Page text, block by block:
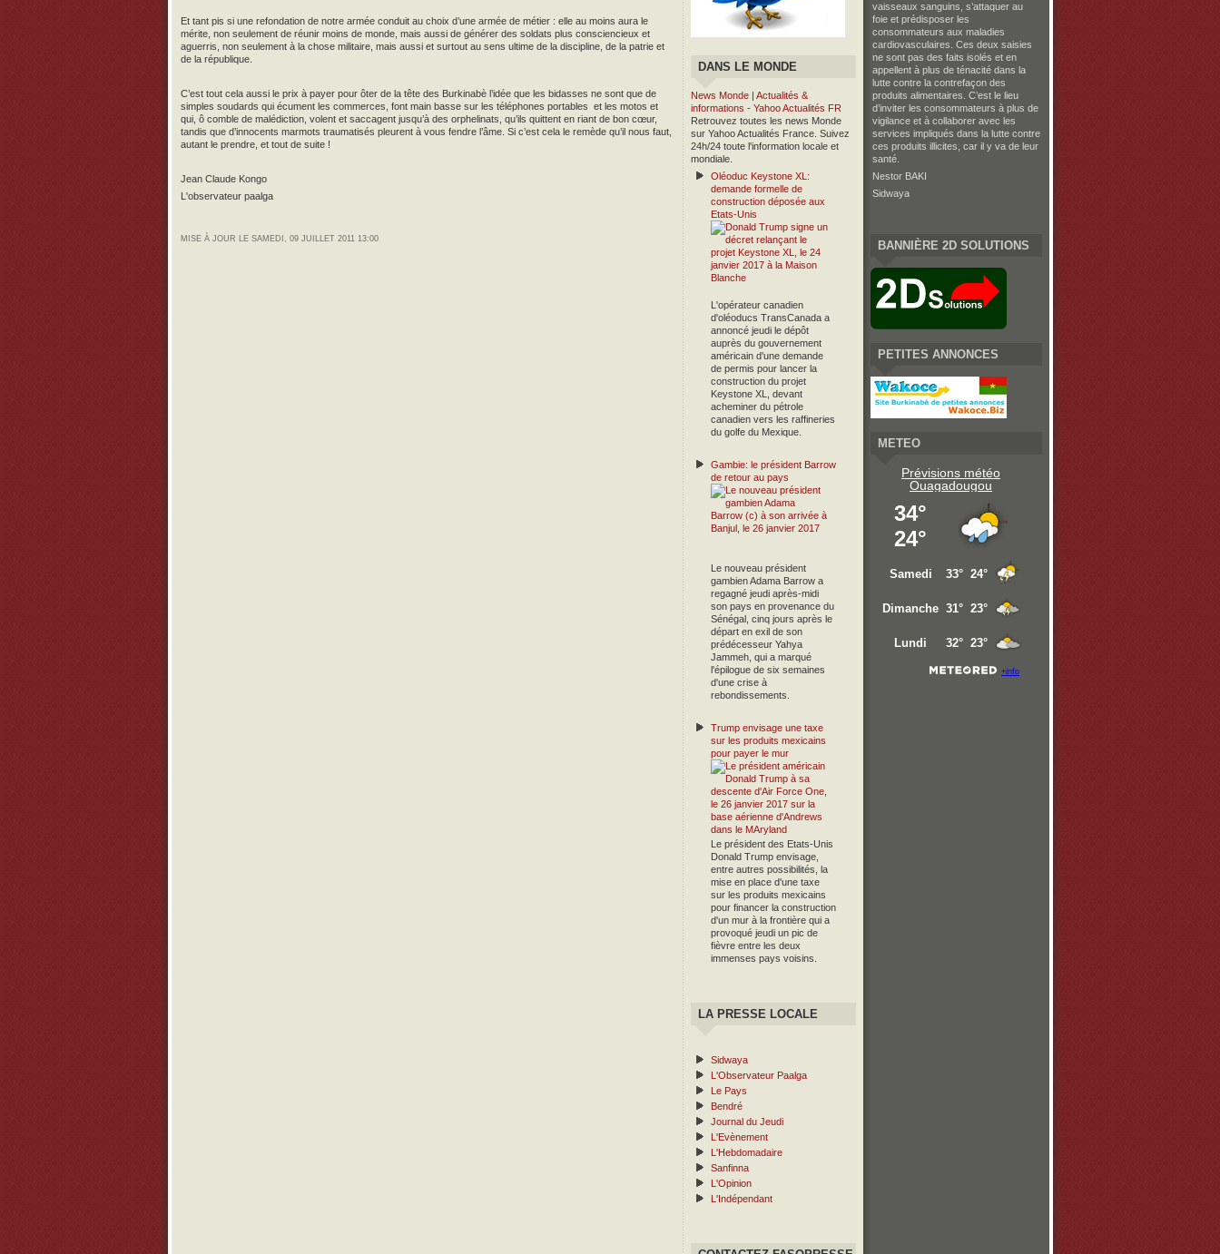
Et tant pis si une refondation de notre armée conduit au choix d’une armée de métier : elle au moins aura le
mérite, non seulement de réunir moins de monde, mais aussi de générer des soldats plus consciencieux et
aguerris, non seulement à la chose militaire, mais aussi et surtout au sens ultime de la discipline, de la patrie et
de la république.
C’est tout cela aussi le prix à payer pour ôter de la tête des Burkinabè l’idée que les bidasses ne sont que de
simples soudards qui écument les commerces, font main basse sur les téléphones portables et les motos et
qui, ô comble de malédiction, volent et saccagent jusqu’à des orphelinats, qu’ils quittent en riant de bon cœur,
tandis que d’innocents marmots traumatisés pleurent à vous fendre l’âme. Si c’est cela le remède qu’il nous faut,
autant le prendre, et tout de suite !
Jean Claude Kongo
L'observateur paalga
MISE À JOUR LE SAMEDI, 09 JUILLET 2011 13:00
DANS LE MONDE
News Monde | Actualités &
informations - Yahoo Actualités FR
Retrouvez toutes les news Monde
sur Yahoo Actualités France. Suivez
24h/24 toute l'information locale et
mondiale.
Oléoduc Keystone XL:
demande formelle de
construction déposée aux
Etats-Unis
L'opérateur canadien
d'oléoducs TransCanada a
annoncé jeudi le dépôt
auprès du gouvernement
américain d'une demande
de permis pour lancer la
construction du projet
Keystone XL, devant
acheminer du pétrole
canadien vers les raffineries
du golfe du Mexique.
Gambie: le président Barrow
de retour au pays
Le nouveau président
gambien Adama Barrow a
regagné jeudi après-midi
son pays en provenance du
Sénégal, cinq jours après le
départ en exil de son
prédécesseur Yahya
Jammeh, qui a marqué
l'épilogue de six semaines
d'une crise à
rebondissements.
Trump envisage une taxe
sur les produits mexicains
pour payer le mur
Le président des Etats-Unis
Donald Trump envisage,
entre autres possibilités, la
mise en place d'une taxe
sur les produits mexicains
pour financer la construction
d'un mur à la frontière qui a
provoqué jeudi un pic de
fièvre entre les deux
immenses pays voisins.
LA PRESSE LOCALE
Sidwaya
L'Observateur Paalga
Le Pays
Bendré
Journal du Jeudi
L'Evènement
L'Hebdomadaire
Sanfinna
L'Opinion
L'Indépendant
vaisseaux sanguins, s’attaquer au
foie et prédisposer les
consommateurs aux maladies
cardiovasculaires. Ces deux saisies
ne sont pas des faits isolés et en
appellent à plus de ténacité dans la
lutte contre la contrefaçon des
produits alimentaires. C’est le lieu
d’inviter les consommateurs à plus de
vigilance et à collaborer avec les
services impliqués dans la lutte contre
ces produits illicites, car il y va de leur
santé.
Nestor BAKI
Sidwaya
BANNIÈRE 2D SOLUTIONS
PETITES ANNONCES
METEO
Prévisions météo
Ouagadougou